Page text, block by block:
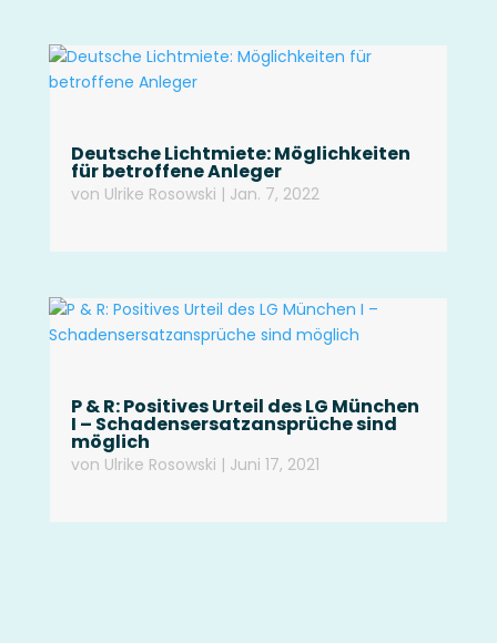
Deutsche Lichtmiete: Möglichkeiten
für betroffene Anleger
von Ulrike Rosowski | Jan. 7, 2022
P & R: Positives Urteil des LG München
I – Schadens­ersatz­ansprüche sind
möglich
von Ulrike Rosowski | Juni 17, 2021